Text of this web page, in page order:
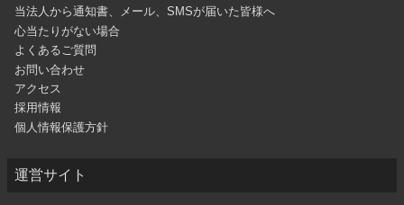
当法人から通知書、メール、SMSが届いた皆様へ
心当たりがない場合
よくあるご質問
お問い合わせ
アクセス
採用情報
個人情報保護方針
運営サイト